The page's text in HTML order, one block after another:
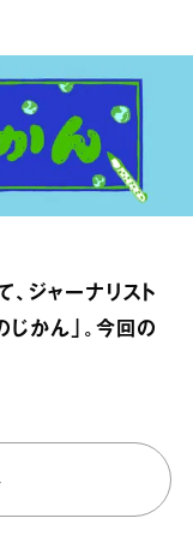
ジャーナリスト
かん」。今回の